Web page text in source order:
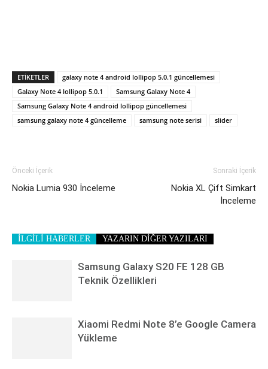
ETIKETLER
galaxy note 4 android lollipop 5.0.1 güncellemesi
Galaxy Note 4 lollipop 5.0.1
Samsung Galaxy Note 4
Samsung Galaxy Note 4 android lollipop güncellemesi
samsung galaxy note 4 güncelleme
samsung note serisi slider
Önceki İçerik
Nokia Lumia 930 İnceleme
Sonraki İçerik
Nokia XL Çift Simkart
İnceleme
İLGİLİ HABERLER YAZARIN DİĞER YAZILARI
Samsung Galaxy S20 FE 128 GB
Teknik Özellikleri
Xiaomi Redmi Note 8’e Google Camera
Yükleme